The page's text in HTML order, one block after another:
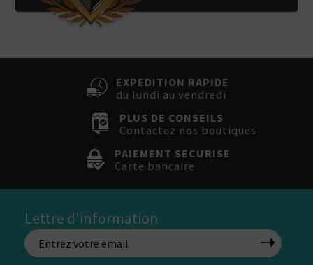
EXPEDITION RAPIDE
du lundi au vendredi
PLUS DE CONSEILS
Contactez nos boutiques
PAIEMENT SECURISE
Carte bancaire
Lettre d'information